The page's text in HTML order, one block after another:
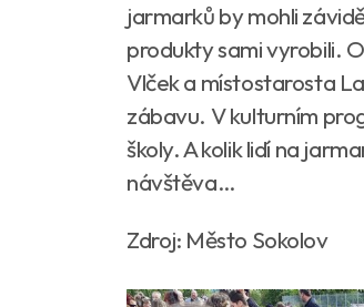
jarmarků by mohli
produkty sami vyrobili.
Vlček a místostarosta
zábavu. V kulturním
školy. A kolik lidí na
návštěva…
Zdroj: Město Sokolov